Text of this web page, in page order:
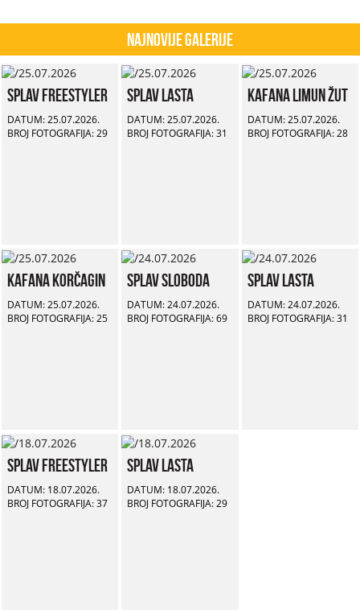
Najnovije Galerije
Splav Freestyler
DATUM: 25.07.2026.
BROJ FOTOGRAFIJA: 29
Splav Lasta
DATUM: 25.07.2026.
BROJ FOTOGRAFIJA: 31
Kafana Limun Žut
DATUM: 25.07.2026.
BROJ FOTOGRAFIJA: 28
Kafana Korčagin
DATUM: 25.07.2026.
BROJ FOTOGRAFIJA: 25
Splav Sloboda
DATUM: 24.07.2026.
BROJ FOTOGRAFIJA: 69
Splav Lasta
DATUM: 24.07.2026.
BROJ FOTOGRAFIJA: 31
Splav Freestyler
DATUM: 18.07.2026.
BROJ FOTOGRAFIJA: 37
Splav Lasta
DATUM: 18.07.2026.
BROJ FOTOGRAFIJA: 29